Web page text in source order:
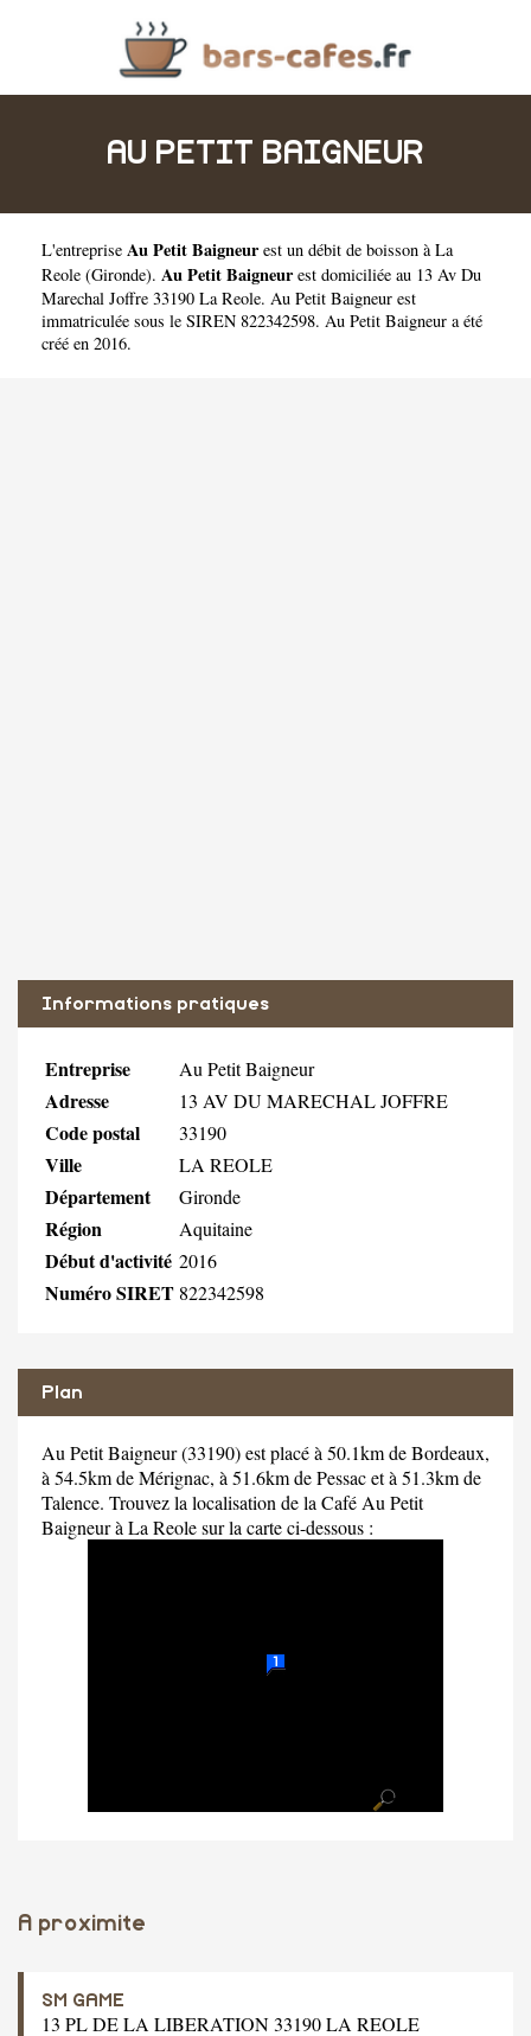
AU PETIT BAIGNEUR
L'entreprise Au Petit Baigneurest un débit de boisson à La
Reole (Gironde). Au Petit Baigneurest domiciliée au 13 Av Du
Marechal Joffre 33190 La Reole. Au Petit Baigneur est
immatriculée sous le SIREN 822342598. Au Petit Baigneur a été
créé en 2016.
Informations pratiques
Entreprise Au Petit Baigneur
Adresse 13 AV DU MARECHAL JOFFRE
Code postal 33190
Ville LA REOLE
Département Gironde
Région Aquitaine
Début d'activité 2016
Numéro SIRET 822342598
Plan
Au Petit Baigneur (33190) est placé à 50.1km de Bordeaux,
à 54.5km de Mérignac, à 51.6km de Pessac et à 51.3km de
Talence. Trouvez la localisation de la Café Au Petit
Baigneur à La Reole sur la carte ci-dessous :
A proximite
SM GAME
13 PL DE LA LIBERATION 33190 LA REOLE